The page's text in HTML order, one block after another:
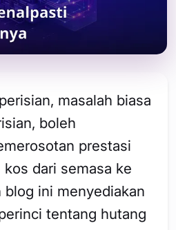
masalah biasa
boleh
prestasi
dari semasa ke
blog ini menyediakan
tentang hutang